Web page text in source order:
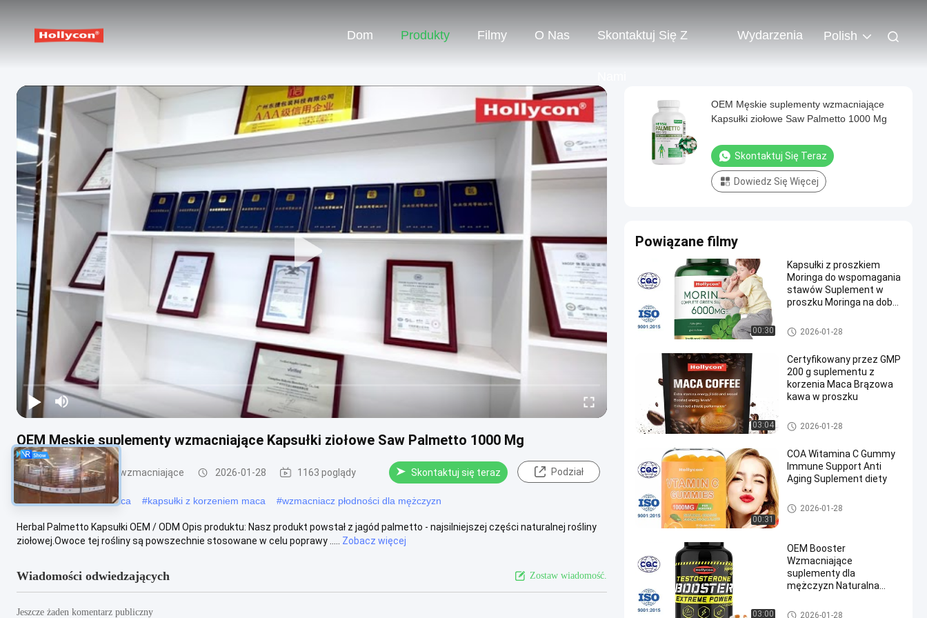
Dom Produkty Filmy O Nas Skontaktuj Się Z Wydarzenia Polish
OEM Męskie suplementy wzmacniające Kapsułki ziołowe Saw Palmetto 1000 Mg
Męskie suplementy wzmacniające 2026-01-28 1163 poglądy Skontaktuj się teraz Podział
kapsułki w proszku maca #kapsułki z korzeniem maca #wzmacniacz płodności dla mężczyzn
Herbal Palmetto Kapsułki OEM / ODM Opis produktu: Nasz produkt powstał z jagód palmetto - najsilniejszej części naturalnej rośliny
ziołowej.Owoce tej rośliny są powszechnie stosowane w celu poprawy .....
Zobacz więcej
Wiadomości odwiedzających Zostaw wiadomość.
Jeszcze żaden komentarz publiczny
OEM Męskie suplementy wzmacniające
Kapsułki ziołowe Saw Palmetto 1000 Mg
Skontaktuj Się Teraz
Dowiedz Się Więcej
Powiązane filmy
00:30
Kapsułki z proszkiem
Moringa do wspomagania
stawów Suplement w
proszku Moringa na dobry
Suplementy OEM
2026-01-28
03:04
Certyfikowany przez GMP
200 g suplementu z
korzenia Maca Brązowa
kawa w proszku
Suplement z korzenia Maca
2026-01-28
00:31
COA Witamina C Gummy
Immune Support Anti
Aging Suplement diety
Biotynowe żelki witaminowe
2026-01-28
03:00
OEM Booster
Wzmacniające
suplementy dla
mężczyzn Naturalna
wytrzymałość
Męskie suplementy wzmacnia
2026-01-28